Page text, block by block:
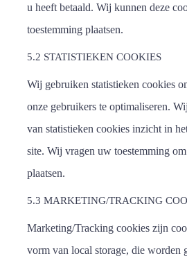
u heeft betaald. Wij kunnen deze
toestemming plaatsen.
5.2 STATISTIEKEN COOKIES
Wij gebruiken statistieken cookies
onze gebruikers te optimaliseren.
van statistieken cookies inzicht in
site. Wij vragen uw toestemming
plaatsen.
5.3 MARKETING/TRACKING
Marketing/Tracking cookies zijn
vorm van local storage, die worden